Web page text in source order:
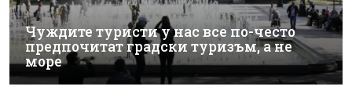
Чуждите туристи у нас все по-често
предпочитат градски туризъм, а не
море